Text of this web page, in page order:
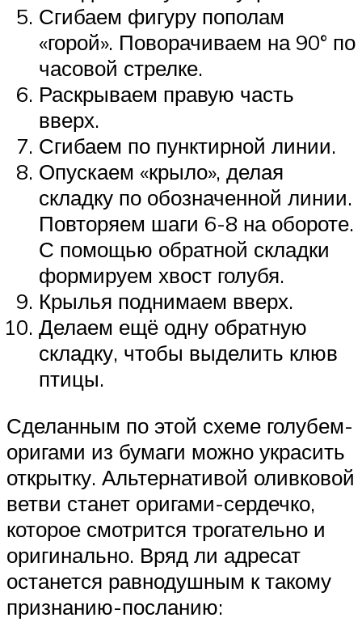
Сгибаем фигуру пополам
«горой». Поворачиваем на 90° по
часовой стрелке.
Раскрываем правую часть
вверх.
Сгибаем по пунктирной линии.
Опускаем «крыло», делая
складку по обозначенной линии.
Повторяем шаги 6-8 на обороте.
С помощью обратной складки
формируем хвост голубя.
Крылья поднимаем вверх.
Делаем ещё одну обратную
складку, чтобы выделить клюв
птицы.
Сделанным по этой схеме голубем-
оригами из бумаги можно украсить
открытку. Альтернативой оливковой
ветви станет оригами-сердечко,
которое смотрится трогательно и
оригинально. Вряд ли адресат
останется равнодушным к такому
признанию-посланию: